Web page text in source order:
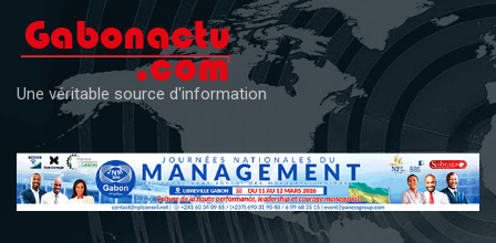
content
Une véritable source d'information